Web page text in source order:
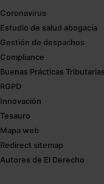
Coronavirus
Estudio de salud abogacía
Gestión de despachos
Compliance
Buenas Prácticas Tributarias
RGPD
Innovación
Tesauro
Mapa web
Redirect sitemap
Autores de El Derecho